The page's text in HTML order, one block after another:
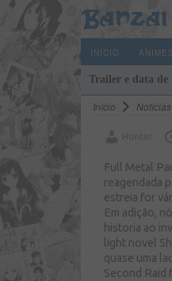
INÍCIO ANIMES
Trailer e data
Início Notícias
Full Metal
reagendada
estreia for
Em adição,
historia ao
light novel
quase uma
Second Raid